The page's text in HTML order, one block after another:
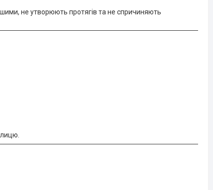
не утворюють протягів та не спричиняють